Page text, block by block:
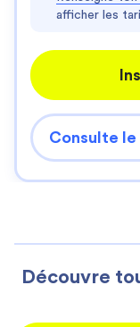
afficher les
Consulte le
Découvre